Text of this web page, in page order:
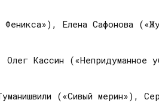
Елена Сафонова
Кассин («Непридуманное
(«Сивый мерин»),